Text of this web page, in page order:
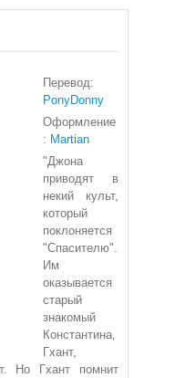
Перевод:
PonyDonny
Оформление
: Martian
"Джона
приводят в
некий культ,
который
поклоняется
"Спасителю".
Им
оказывается
старый
знакомый
Константина,
Гхант,
Но Гхант помнит